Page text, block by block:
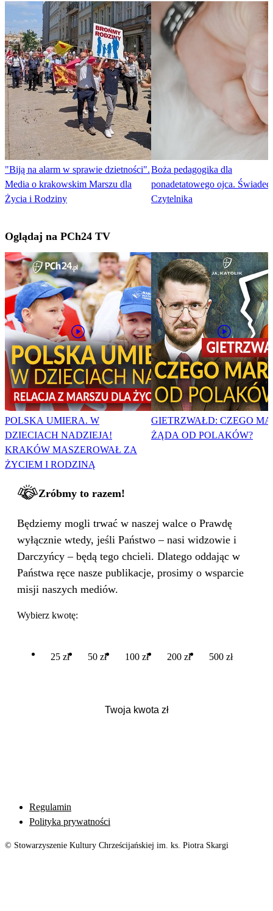
"Biją na alarm w sprawie dzietności".
Media o krakowskim Marszu dla
Życia i Rodziny
Boża pedagogika dla
ponadetatowego ojca.
Czytelnika
Oglądaj na PCh24 TV
POLSKA UMIERA. W
DZIECIACH NADZIEJA!
KRAKÓW MASZEROWAŁ ZA
ŻYCIEM I RODZINĄ
GIETRZWAŁD: CZEGO
ŻĄDA OD POLAKÓW?
Zróbmy to razem!
Będziemy mogli trwać w naszej walce o Prawdę
wyłącznie wtedy, jeśli Państwo – nasi widzowie i
Darczyńcy – będą tego chcieli. Dlatego oddając w
Państwa ręce nasze publikacje, prosimy o wsparcie
misji naszych mediów.
Wybierz kwotę:
25 zł 50 zł 100 zł 200 zł 500 zł
Regulamin
Polityka prywatności
© Stowarzyszenie Kultury Chrześcijańskiej im. ks. Piotra Skargi